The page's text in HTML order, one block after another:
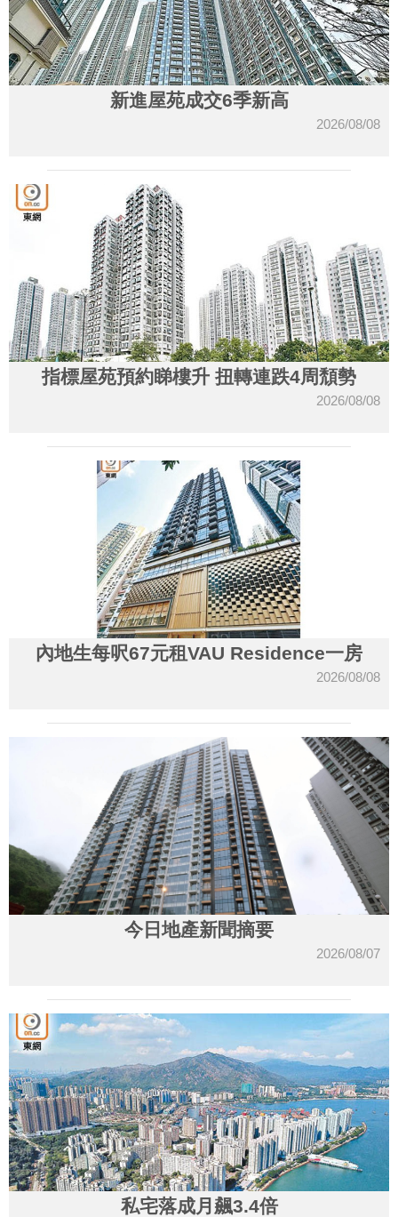
新進屋苑成交6季新高
2026/08/08
指標屋苑預約睇樓升 扭轉連跌4周頹勢
2026/08/08
內地生每呎67元租VAU Residence一房
2026/08/08
今日地產新聞摘要
2026/08/07
私宅落成月飆3.4倍